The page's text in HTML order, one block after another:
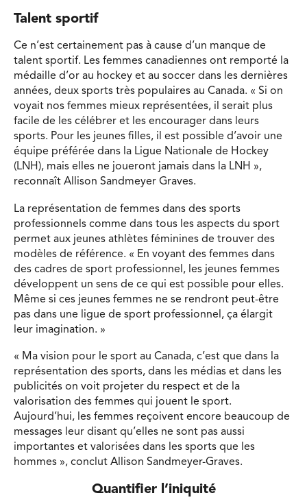
Talent sportif
Ce n’est certainement pas à cause d’un manque de
talent sportif. Les femmes canadiennes ont remporté la
médaille d’or au hockey et au soccer dans les dernières
années, deux sports très populaires au Canada. « Si on
voyait nos femmes mieux représentées, il serait plus
facile de les célébrer et les encourager dans leurs
sports. Pour les jeunes filles, il est possible d’avoir une
équipe préférée dans la Ligue Nationale de Hockey
(LNH), mais elles ne joueront jamais dans la LNH »,
reconnaît Allison Sandmeyer Graves.
La représentation de femmes dans des sports
professionnels comme dans tous les aspects du sport
permet aux jeunes athlètes féminines de trouver des
modèles de référence. « En voyant des femmes dans
des cadres de sport professionnel, les jeunes femmes
développent un sens de ce qui est possible pour elles.
Même si ces jeunes femmes ne se rendront peut-être
pas dans une ligue de sport professionnel, ça élargit
leur imagination. »
« Ma vision pour le sport au Canada, c’est que dans la
représentation des sports, dans les médias et dans les
publicités on voit projeter du respect et de la
valorisation des femmes qui jouent le sport.
Aujourd’hui, les femmes reçoivent encore beaucoup de
messages leur disant qu’elles ne sont pas aussi
importantes et valorisées dans les sports que les
hommes », conclut Allison Sandmeyer-Graves.
Quantifier l’iniquité